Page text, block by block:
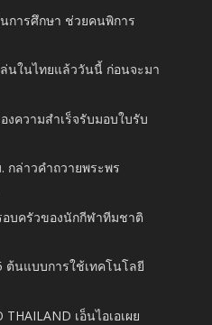
การศึกษา ช่วยคนพิการ
ล่นในไทยแล้ววันนี้ ก่อนจะมา
งความสำเร็จรับมอบใบรับ
กล่าวคำถวายพระพร
บครัวของนักกีฬาทีมชาติ
ต้นแบบการใช้เทคโนโลยี
THAILAND เอ็นไอเอเผย